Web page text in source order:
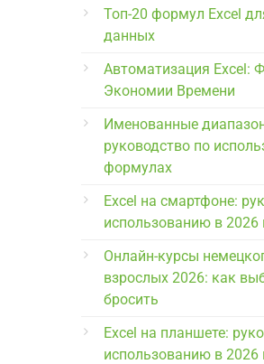
Топ-20 формул Excel
данных
Автоматизация Excel:
Экономии Времени
Именованные
руководство по
формулах
Excel на смартфоне:
использованию в 2026
Онлайн-курсы
взрослых 2026: как
бросить
Excel на планшете:
использованию в 2026